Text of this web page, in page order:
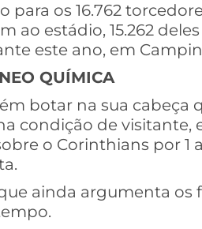
para os 16.762
ao estádio, 15.262
este ano, em
QUÍMICA
botar na sua cabeça
condição de visitante,
o Corinthians por 1
ainda argumenta os